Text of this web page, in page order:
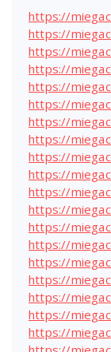
https://
https://
https://
https://
https://
https://
https://
https://
https://
https://
https://
https://
https://
https://
https://
https://
https://
https://
https://